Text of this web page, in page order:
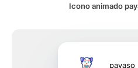
Icono animado
payaso